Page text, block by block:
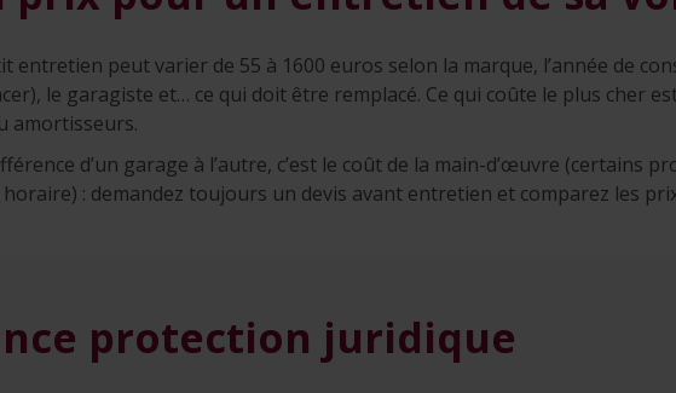
entretien peut varier de 55 à 1600 euros selon la marque, l’année de
le garagiste et… ce qui doit être remplacé. Ce qui coûte le plus cher
amortisseurs.
d’un garage à l’autre, c’est le coût de la main-d’œuvre (certains
: demandez toujours un devis avant entretien et comparez les
protection juridique